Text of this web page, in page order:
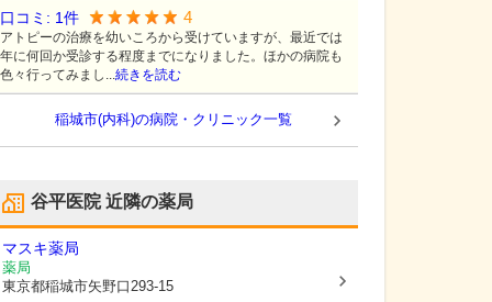
口コミ: 1件 4
アトピーの治療を幼いころから受けていますが、最近では
年に何回か受診する程度までになりました。ほかの病院も
色々行ってみまし...続きを読む
稲城市(内科)の病院・クリニック一覧
谷平医院近隣の薬局
マスキ薬局
薬局
東京都稲城市矢野口293-15